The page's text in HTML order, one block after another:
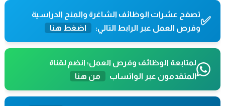
✅تصفح عشرات الوظائف الشاغرة والمنح الدراسية
وفرص العمل عبر الرابط التالي:
اضغط هنا
لمتابعة الوظائف وفرص العمل؛ انضم لقناة
المتقدمون عبر الواتساب
من هنا